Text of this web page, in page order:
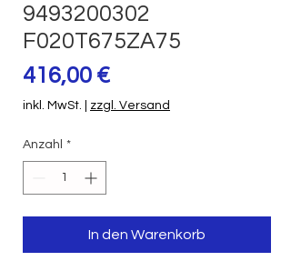
9493200302
F020T675ZA75
416,00 €Preis
inkl. MwSt. zzgl. Versand
Anzahl *
In den Warenkorb